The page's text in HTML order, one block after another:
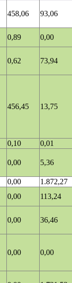
458,06 93,06
0,89
0,00
0,62 73,94
456,45 13,75
0,10
0,01
0,00 5,36
0,00
1.872,27
0,00
113,24
0,00 36,46
0,00 0,00